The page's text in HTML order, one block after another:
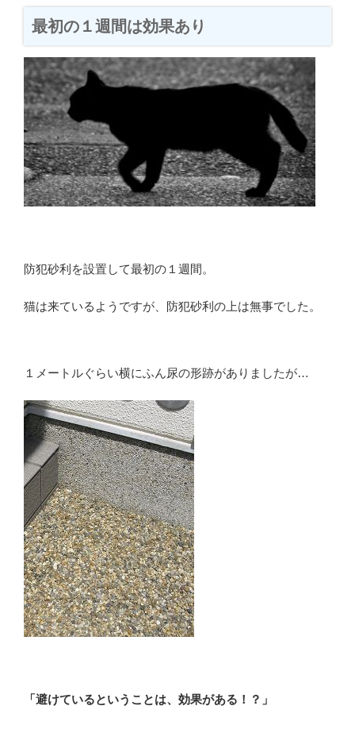
最初の１週間は効果あり
防犯砂利を設置して最初の１週間。
猫は来ているようですが、防犯砂利の上は無事でした。
１メートルぐらい横にふん尿の形跡がありましたが…
「避けているということは、効果がある！？」